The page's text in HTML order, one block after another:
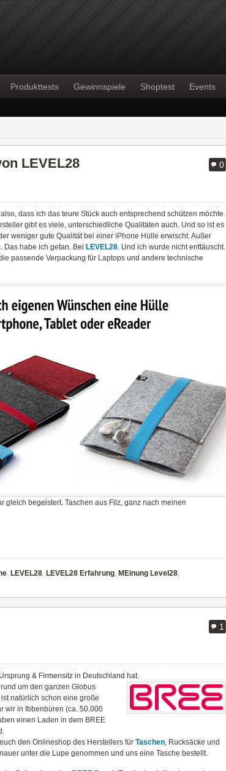
Produkttests Gewinnspiele Shoptest Events
0
LEVEL28
dass ich das teure Stück auch entsprechend schützen möchte.
gibt es viele, unterschiedliche Qualitäten auch. Und so ist es
weniger gute Qualität bei einer iPhone Hülle erwischt. Außer
Das habe ich getan. Bei LEVEL28. Und ich wurde nicht enttäuscht.
passende Verpackung für Laptops und andere technische
gleich begeistert. Taschen aus Filz, ganz nach meinen
, LEVEL28, LEVEL28 Erfahrung, MEinung Level28,
1
& Firmensitz in Deutschland hat.
um den ganzen Globus
ist natürlich schon eine große
wir in Ibbenbüren (ca. 50.000
einen Laden in dem BREE
den Onlineshop des Herstellers für Taschen, Rucksäcke und
unter die Lupe genommen und uns eine Tasche bestellt.